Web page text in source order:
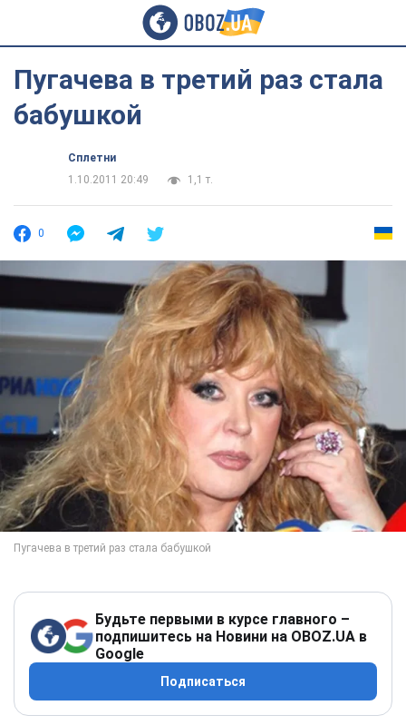
Пугачева в третий раз стала
бабушкой
Сплетни
1.10.2011 20:49
1,1 т.
0
Будьте первыми в курсе главного –
подпишитесь на Новини на OBOZ.UA в
Google
Подписаться